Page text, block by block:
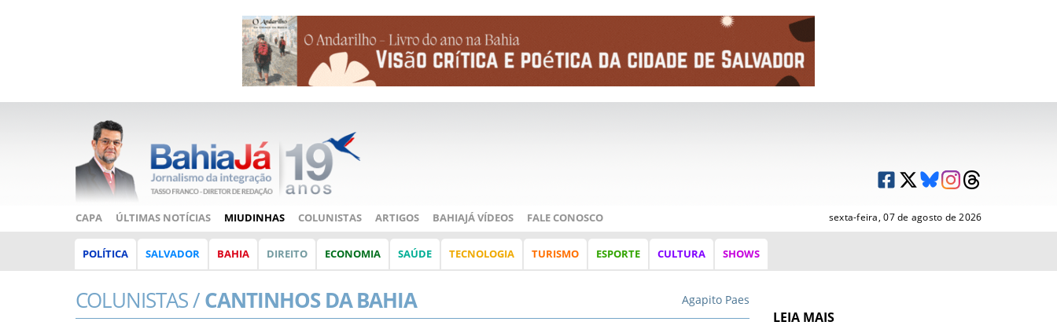
CAPA ÚLTIMAS NOTÍCIAS MIUDINHAS COLUNISTAS ARTIGOS BAHIAJÁ VÍDEOS FALE CONOSCO sexta-feira, 07 de agosto de 2026
POLÍTICA SALVADOR BAHIA DIREITO ECONOMIA SAÚDE TECNOLOGIA TURISMO ESPORTE CULTURA SHOWS
COLUNISTAS /CANTINHOS DA BAHIA Agapito Paes
LEIA MAIS